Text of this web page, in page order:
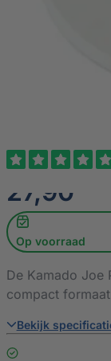
€
27,90
Op voorraad
De Kamado Joe
compact
Bekijk